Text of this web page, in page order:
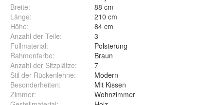
Breite:
88 cm
Länge:
210 cm
Höhe:
84 cm
Anzahl der Teile:
3
Füllmaterial:
Polsterung
Rahmenfarbe:
Braun
Anzahl der Sitzplätze:
7
Stil der Rückenlehne:
Modern
Besonderheiten:
Mit Kissen
Zimmer:
Wohnzimmer